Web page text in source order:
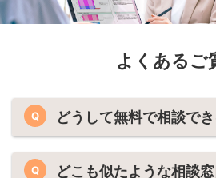
よくあるご
Q どうして無料で相談で
Q
どこも似たような相談